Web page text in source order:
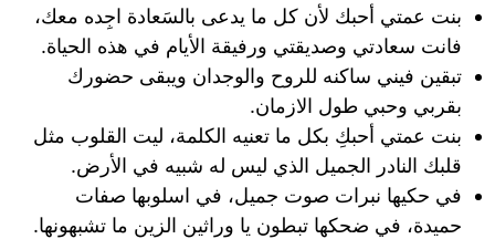
بنت عمتي أحبك لأن كل ما يدعى بالسَعادة اجِده معك،
فانت سعادتي وصديقتي ورفيقة الأيام في هذه الحياة.
تبقين فيني ساكنه للروح والوجدان ويبقى حضورك
بقربي وحبي طول الازمان.
بنت عمتي أحبكِ بكل ما تعنيه الكلمة، ليت القلوب مثل
قلبك النادر الجميل الذي ليس له شبيه في الأرض.
في حكيها نبرات صوت جميل، في اسلوبها صفات
حميدة، في ضحكها تبطون يا وراثين الزين ما تشبهونها.